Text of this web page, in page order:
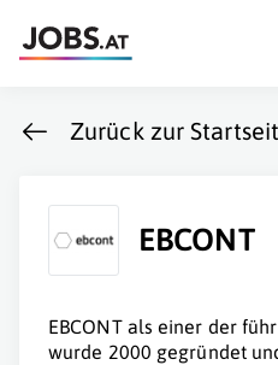
Zurück zur
EBCONT
EBCONT als einer der
wurde 2000 gegründet